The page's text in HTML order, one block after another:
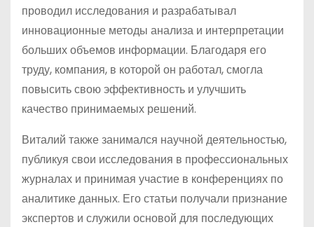
проводил исследования и разрабатывал
инновационные методы анализа и интерпретации
больших объемов информации. Благодаря его
труду, компания, в которой он работал, смогла
повысить свою эффективность и улучшить
качество принимаемых решений.
Виталий также занимался научной деятельностью,
публикуя свои исследования в профессиональных
журналах и принимая участие в конференциях по
аналитике данных. Его статьи получали признание
экспертов и служили основой для последующих